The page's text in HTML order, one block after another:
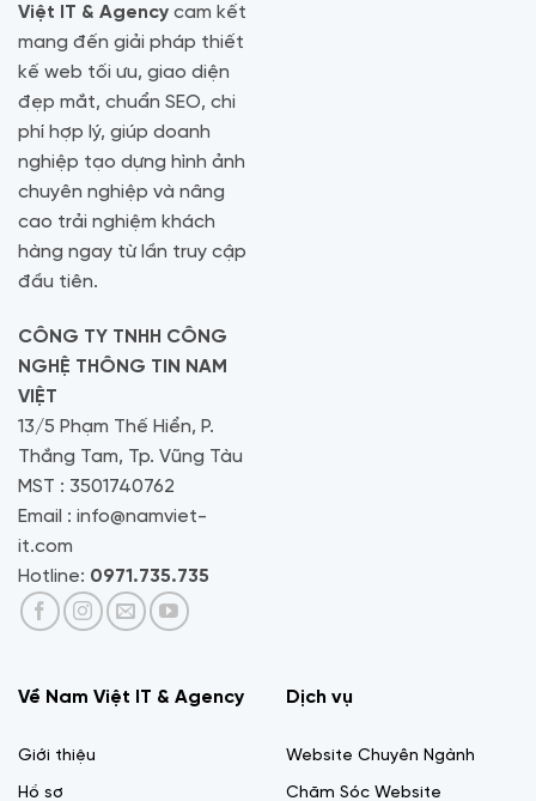
Việt IT & Agency cam kết
mang đến giải pháp thiết
kế web tối ưu, giao diện
đẹp mắt, chuẩn SEO, chi
phí hợp lý, giúp doanh
nghiệp tạo dựng hình ảnh
chuyên nghiệp và nâng
cao trải nghiệm khách
hàng ngay từ lần truy cập
đầu tiên.
CÔNG TY TNHH CÔNG
NGHỆ THÔNG TIN NAM
VIỆT
13/5 Phạm Thế Hiển, P.
Thắng Tam, Tp. Vũng Tàu
MST : 3501740762
Email : info@namviet-
it.com
Hotline: 0971.735.735
Về Nam Việt IT & Agency
Giới thiệu
Hồ sơ
Dịch vụ
Website Chuyên Ngành
Chăm Sóc Website